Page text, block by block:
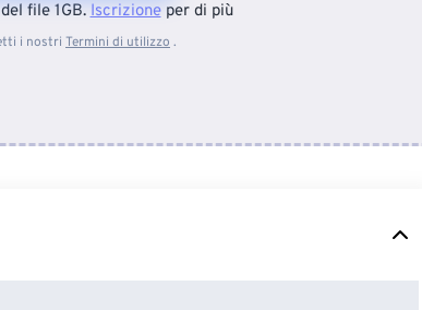
dispositivo
file 1GB.Iscrizioneper di più
i nostri Termini di utilizzo .